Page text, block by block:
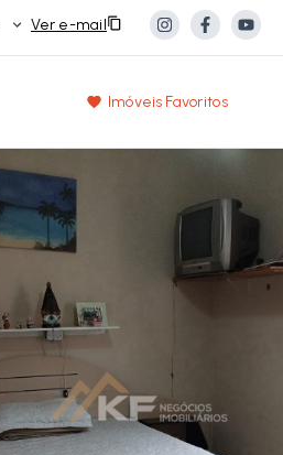
Ver e-mail
Imóveis Favoritos